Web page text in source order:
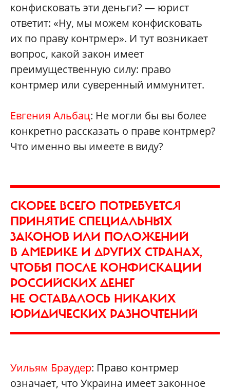
конфисковать эти деньги? — юрист
ответит: «Ну, мы можем конфисковать
их по праву контрмер». И тут возникает
вопрос, какой закон имеет
преимущественную силу: право
контрмер или суверенный иммунитет.
Евгения Альбац: Не могли бы вы более
конкретно рассказать о праве контрмер?
Что именно вы имеете в виду?
СКОРЕЕ ВСЕГО ПОТРЕБУЕТСЯ
ПРИНЯТИЕ СПЕЦИАЛЬНЫХ
ЗАКОНОВ ИЛИ ПОЛОЖЕНИЙ
В АМЕРИКЕ И ДРУГИХ СТРАНАХ,
ЧТОБЫ ПОСЛЕ КОНФИСКАЦИИ
РОССИЙСКИХ ДЕНЕГ
НЕ ОСТАВАЛОСЬ НИКАКИХ
ЮРИДИЧЕСКИХ РАЗНОЧТЕНИЙ
Уильям Браудер: Право контрмер
означает, что Украина имеет законное